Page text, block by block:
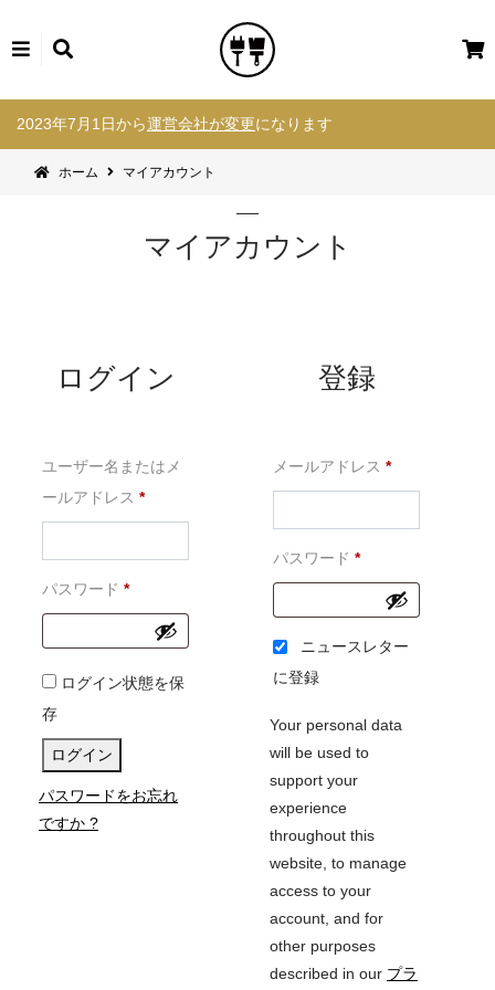
カ
2023年7月1日から運営会社が変更になります
ホーム マイアカウント
マイアカウント
ログイン
ユーザー名またはメ
ールアドレス *必
須
パスワード *必
須
ログイン状態を保
存
ログイン
パスワードをお忘れ
ですか ?
登録
メールアドレス *必
須
パスワード *必
須
ニュースレター
に登録
Your personal data
will be used to
support your
experience
throughout this
website, to manage
access to your
account, and for
other purposes
described in our プラ